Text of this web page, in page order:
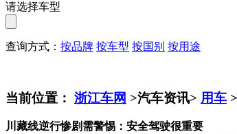
请选择车型
查询方式： 按品牌 按车型 按国别 按用途
当前位置： 浙江车网 >汽车资讯> 用车 >
川藏线逆行惨剧需警惕：安全驾驶很重要